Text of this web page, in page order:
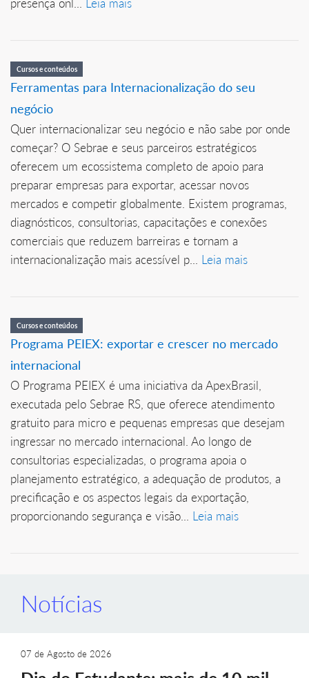
presença onl... Leia mais
Cursos e conteúdos
Ferramentas para Internacionalização do seu
negócio
Quer internacionalizar seu negócio e não sabe por onde
começar? O Sebrae e seus parceiros estratégicos
oferecem um ecossistema completo de apoio para
preparar empresas para exportar, acessar novos
mercados e competir globalmente. Existem programas,
diagnósticos, consultorias, capacitações e conexões
comerciais que reduzem barreiras e tornam a
internacionalização mais acessível p... Leia mais
Cursos e conteúdos
Programa PEIEX: exportar e crescer no mercado
internacional
O Programa PEIEX é uma iniciativa da ApexBrasil,
executada pelo Sebrae RS, que oferece atendimento
gratuito para micro e pequenas empresas que desejam
ingressar no mercado internacional. Ao longo de
consultorias especializadas, o programa apoia o
planejamento estratégico, a adequação de produtos, a
precificação e os aspectos legais da exportação,
proporcionando segurança e visão... Leia mais
Notícias
07 de Agosto de 2026